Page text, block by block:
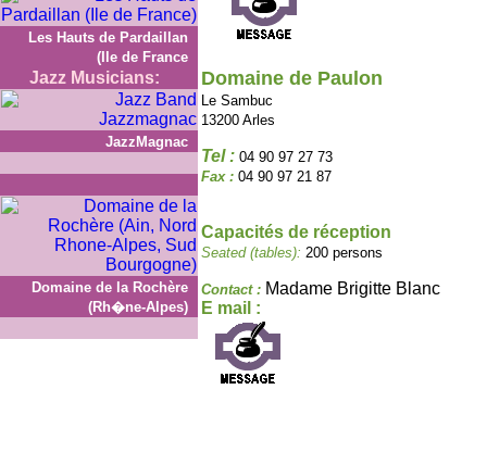
Les Hauts de Pardaillan
(Ile de France
Jazz Musicians:
JazzMagnac
Domaine de la Rochère
(Rh�ne-Alpes)
Domaine de Paulon
Le Sambuc
13200 Arles
Tel : 04 90 97 27 73
Fax : 04 90 97 21 87
Capacités de réception
Seated (tables): 200 persons
Contact : Madame Brigitte Blanc
E mail :